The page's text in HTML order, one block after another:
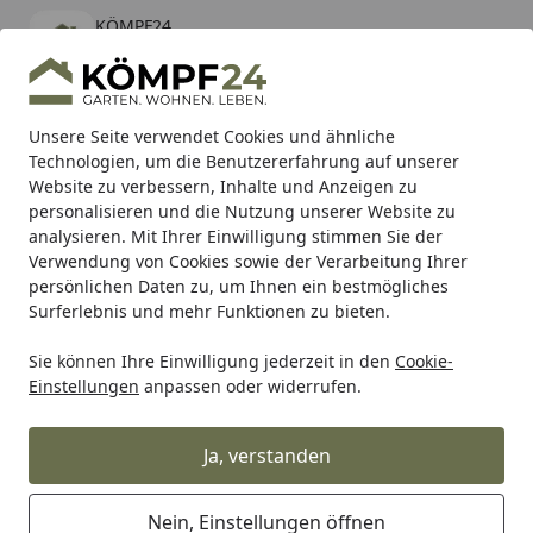
Unsere Seite verwendet Cookies und ähnliche
Technologien, um die Benutzererfahrung auf unserer
Website zu verbessern, Inhalte und Anzeigen zu
personalisieren und die Nutzung unserer Website zu
analysieren. Mit Ihrer Einwilligung stimmen Sie der
Verwendung von Cookies sowie der Verarbeitung Ihrer
persönlichen Daten zu, um Ihnen ein bestmögliches
Surferlebnis und mehr Funktionen zu bieten.
Sie können Ihre Einwilligung jederzeit in den Cookie-
Einstellungen anpassen oder widerrufen.
Ja, verstanden
Nein, Einstellungen öffnen
KÖMPF24
kostenlos - Im App Store
Hotline
Alle Produkte
Mein Konto
Suchen
Karibu Pools inkl. gratis Sandfilteranlage & Pool-
Starterset (Gesamtwert bis 468,99€)
Startseite
Auto & Zweirad Motorradzubehör & Werkzeuge
Supersprox Stahl-Kettenrad 630 40Z